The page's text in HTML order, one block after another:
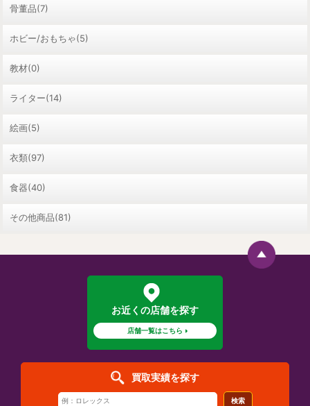
骨董品(7)
ホビー/おもちゃ(5)
教材(0)
ライター(14)
絵画(5)
衣類(97)
食器(40)
その他商品(81)
お近くの店舗を探す
店舗一覧はこちら
買取実績を探す
検索